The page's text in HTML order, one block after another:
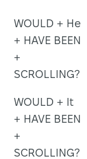
WOULD + He
+ HAVE BEEN
+
SCROLLING?
WOULD + It
+ HAVE BEEN
+
SCROLLING?